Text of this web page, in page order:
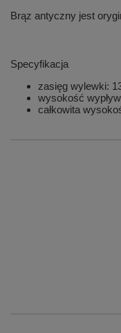
Brąz antyczny jest
Specyfikacja
zasięg wylewki:
wysokość
całkowita